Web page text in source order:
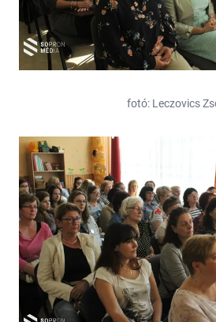
fotó: Leczovics